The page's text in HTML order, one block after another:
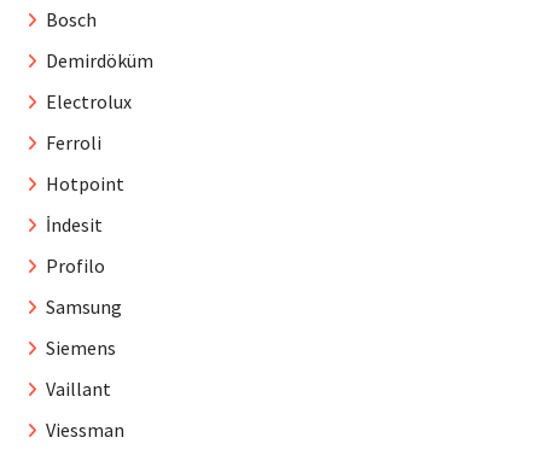
Bosch
Demirdöküm
Electrolux
Ferroli
Hotpoint
İndesit
Profilo
Samsung
Siemens
Vaillant
Viessman